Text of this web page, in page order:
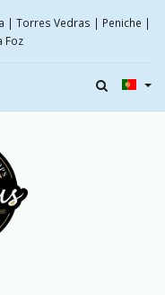
| Torres Vedras | Peniche |
Foz